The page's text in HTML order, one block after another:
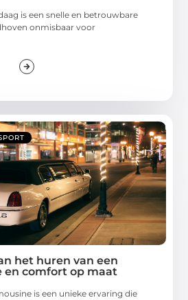
is een snelle en betrouwbare
onmisbaar voor
het huren van een
en comfort op maat
is een unieke ervaring die